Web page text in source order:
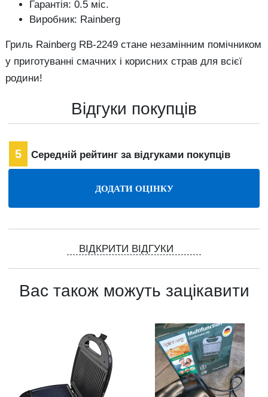
Гарантія: 0.5 міс.
Виробник: Rainberg
Гриль Rainberg RB-2249 стане незамінним помічником
у приготуванні смачних і корисних страв для всієї
родини!
Відгуки покупців
5 Середній рейтинг за відгуками покупців
ВІДКРИТИ ВІДГУКИ
Вас також можуть зацікавити